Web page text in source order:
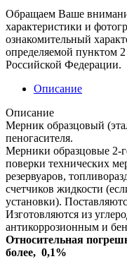
Обращаем Ваше
характеристики и
ознакомительный
определяемой пунктом 2
Российской Федерации.
Описание
Описание
Мерник образцовый
пеногасителя.
Мерники образцовые 2-
поверки технических
резервуаров,
счетчиков жидкости
установки).
Изготовляются из
антикоррозионным и
Относительная
более, 0,1%